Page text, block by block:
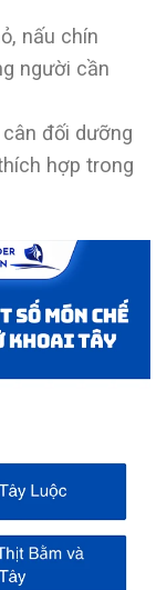
nấu chín
người cần
đối dưỡng
hợp trong